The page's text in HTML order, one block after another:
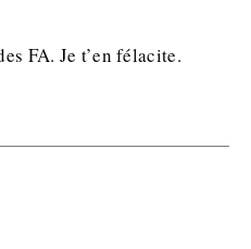
FA. Je t’en félacite.